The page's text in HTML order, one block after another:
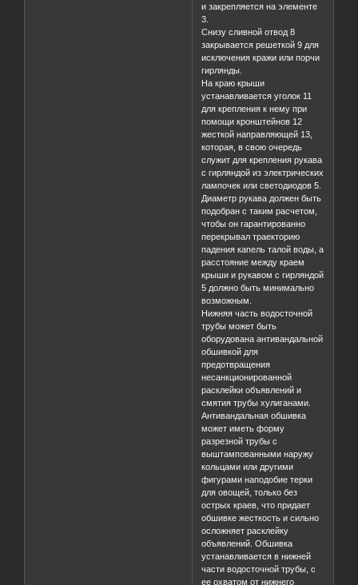
и закрепляется на элементе
3.
Снизу сливной отвод 8
закрывается решеткой 9 для
исключения кражи или порчи
гирлянды.
На краю крыши
устанавливается уголок 11
для крепления к нему при
помощи кронштейнов 12
жесткой направляющей 13,
которая, в свою очередь
служит для крепления рукава
с гирляндой из электрических
лампочек или светодиодов 5.
Диаметр рукава должен быть
подобран с таким расчетом,
чтобы он гарантированно
перекрывал траекторию
падения капель талой воды, а
расстояние между краем
крыши и рукавом с гирляндой
5 должно быть минимально
возможным.
Нижняя часть водосточной
трубы может быть
оборудована антивандальной
обшивкой для
предотвращения
несанкционированной
расклейки объявлений и
смятия трубы хулиганами.
Антивандальная обшивка
может иметь форму
разрезной трубы с
выштампованными наружу
кольцами или другими
фигурами наподобие терки
для овощей, только без
острых краев, что придает
обшивке жесткость и сильно
осложняет расклейку
объявлений. Обшивка
устанавливается в нижней
части водосточной трубы, с
ее охватом от нижнего